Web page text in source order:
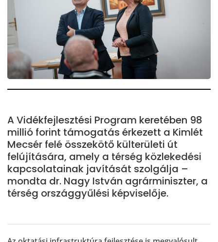
A Vidékfejlesztési Program keretében 98
millió forint támogatás érkezett a Kimlét
Mecsér felé összekötő külterületi út
felújítására, amely a térség közlekedési
kapcsolatainak javítását szolgálja –
mondta dr. Nagy István agrárminiszter, a
térség országgyűlési képviselője.